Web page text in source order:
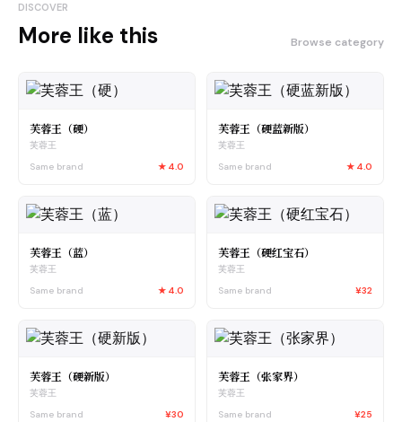
DISCOVER
More like this Browse category
芙蓉王（硬）
芙蓉王
Same brand
★ 4.0
芙蓉王（硬蓝新版）
芙蓉王
Same brand
★ 4.0
芙蓉王（蓝）
芙蓉王
Same brand
★ 4.0
芙蓉王（硬红宝石）
芙蓉王
Same brand
¥32
芙蓉王（硬新版）
芙蓉王
Same brand
¥30
芙蓉王（张家界）
芙蓉王
Same brand
¥25